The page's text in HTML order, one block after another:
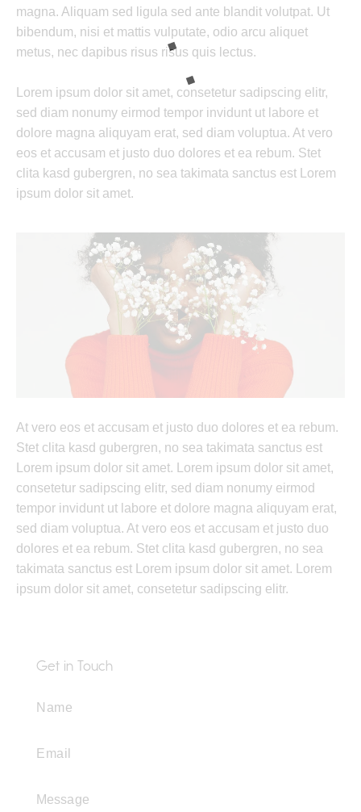
magna. Aliquam sed ligula sed ante blandit volutpat. Ut
bibendum, nisi et mattis vulputate, odio arcu aliquet
metus, nec dapibus risus risus quis lectus.
Lorem ipsum dolor sit amet, consetetur sadipscing elitr,
sed diam nonumy eirmod tempor invidunt ut labore et
dolore magna aliquyam erat, sed diam voluptua. At vero
eos et accusam et justo duo dolores et ea rebum. Stet
clita kasd gubergren, no sea takimata sanctus est Lorem
ipsum dolor sit amet.
At vero eos et accusam et justo duo dolores et ea rebum.
Stet clita kasd gubergren, no sea takimata sanctus est
Lorem ipsum dolor sit amet. Lorem ipsum dolor sit amet,
consetetur sadipscing elitr, sed diam nonumy eirmod
tempor invidunt ut labore et dolore magna aliquyam erat,
sed diam voluptua. At vero eos et accusam et justo duo
dolores et ea rebum. Stet clita kasd gubergren, no sea
takimata sanctus est Lorem ipsum dolor sit amet. Lorem
ipsum dolor sit amet, consetetur sadipscing elitr.
Get in Touch